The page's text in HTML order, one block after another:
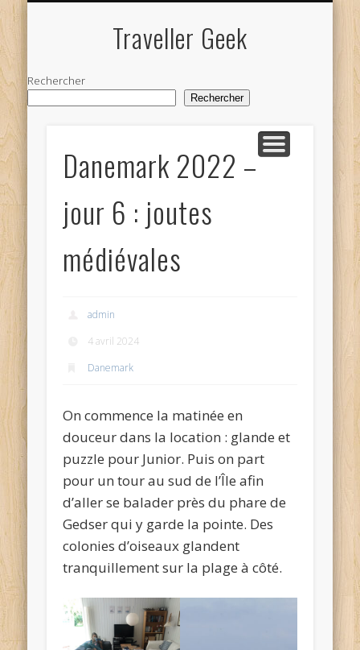
Traveller Geek
Rechercher
Rechercher
Danemark 2022 –
jour 6 : joutes
médiévales
admin
4 avril 2024
Danemark
On commence la matinée en
douceur dans la location : glande et
puzzle pour Junior. Puis on part
pour un tour au sud de l’Île afin
d’aller se balader près du phare de
Gedser qui y garde la pointe. Des
colonies d’oiseaux glandent
tranquillement sur la plage à côté.